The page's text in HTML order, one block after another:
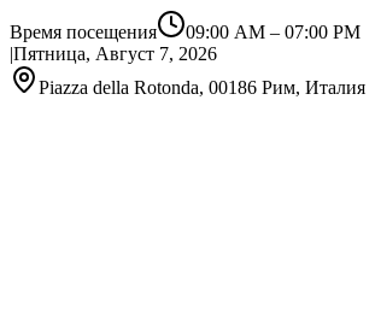
Время посещения 09:00 AM – 07:00 PM
|Пятница, Август 7, 2026
Piazza della Rotonda, 00186 Рим, Италия